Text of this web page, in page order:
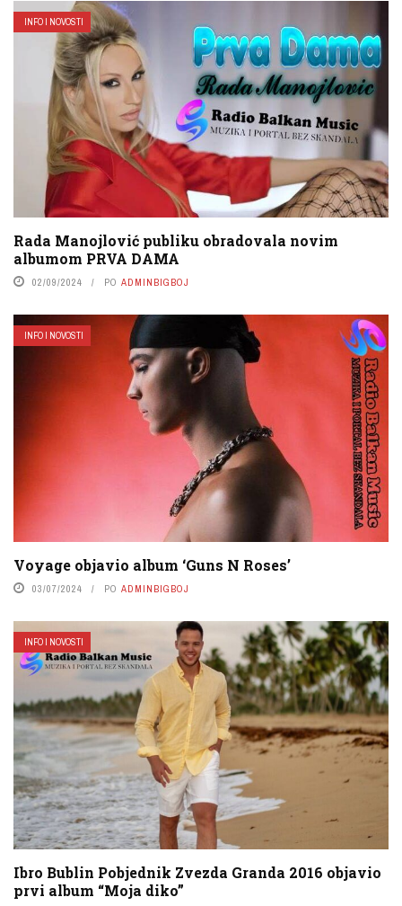
INFO I NOVOSTI
Rada Manojlović publiku obradovala novim
albumom PRVA DAMA
02/09/2024 PO ADMINBIGBOJ
INFO I NOVOSTI
Voyage objavio album ‘Guns N Roses’
03/07/2024 PO ADMINBIGBOJ
INFO I NOVOSTI
Ibro Bublin Pobjednik Zvezda Granda 2016 objavio
prvi album “Moja diko”